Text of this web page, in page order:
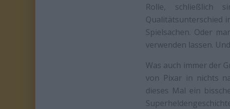
Rolle, schließlich
Qualitätsunterschied
Spielsachen. Oder
verwenden lassen.
Was auch immer der
von Pixar in nichts
dieses Mal ein